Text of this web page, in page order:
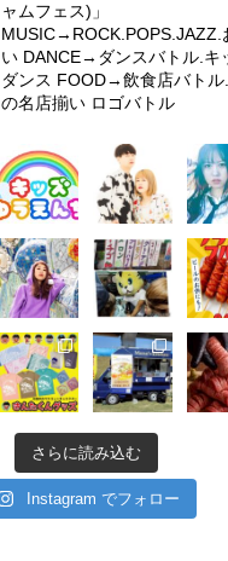
ャムフェス)」
MUSIC→ROCK.POPS.JAZZ.
い DANCE→ダンスバトル.キ
ダンス FOOD→飲食店バトル
の名店揃い ロゴバトル
さらに読み込む
Instagram でフォロー